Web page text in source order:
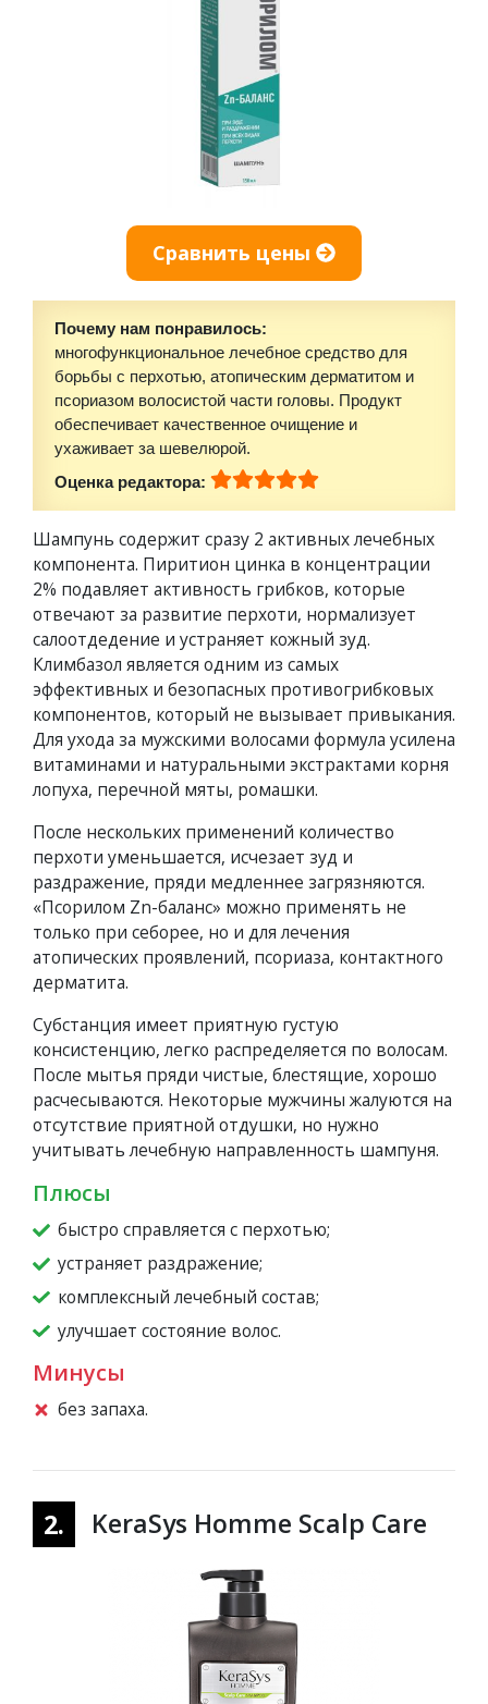
Сравнить цены
Почему нам понравилось:
многофункциональное лечебное средство для
борьбы с перхотью, атопическим дерматитом и
псориазом волосистой части головы. Продукт
обеспечивает качественное очищение и
ухаживает за шевелюрой.
Оценка редактора:
Шампунь содержит сразу 2 активных лечебных
компонента. Пиритион цинка в концентрации
2% подавляет активность грибков, которые
отвечают за развитие перхоти, нормализует
салоотдедение и устраняет кожный зуд.
Климбазол является одним из самых
эффективных и безопасных противогрибковых
компонентов, который не вызывает привыкания.
Для ухода за мужскими волосами формула усилена
витаминами и натуральными экстрактами корня
лопуха, перечной мяты, ромашки.
После нескольких применений количество
перхоти уменьшается, исчезает зуд и
раздражение, пряди медленнее загрязняются.
«Псорилом Zn-баланс» можно применять не
только при себорее, но и для лечения
атопических проявлений, псориаза, контактного
дерматита.
Субстанция имеет приятную густую
консистенцию, легко распределяется по волосам.
После мытья пряди чистые, блестящие, хорошо
расчесываются. Некоторые мужчины жалуются на
отсутствие приятной отдушки, но нужно
учитывать лечебную направленность шампуня.
Плюсы
быстро справляется с перхотью;
устраняет раздражение;
комплексный лечебный состав;
улучшает состояние волос.
Минусы
без запаха.
2. KeraSys Homme Scalp Care